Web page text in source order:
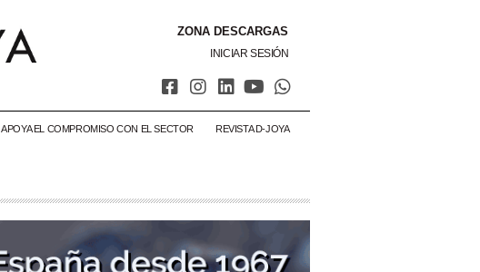
ZONA DESCARGAS
INICIAR SESIÓN
APOYA EL COMPROMISO CON EL SECTOR REVISTA D-JOYA